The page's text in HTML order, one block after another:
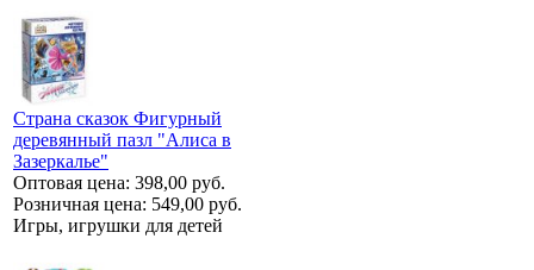
Страна сказок Фигурный
деревянный пазл "Алиса в
Зазеркалье"
Оптовая цена: 398,00 руб.
Розничная цена: 549,00 руб.
Игры, игрушки для детей